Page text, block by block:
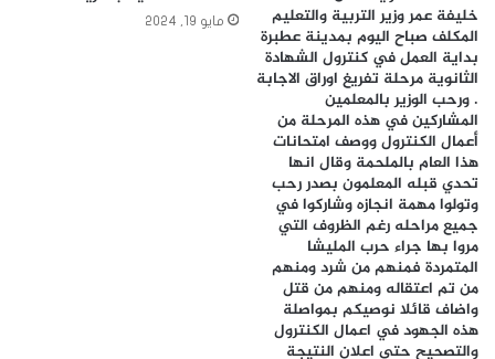
خليفة عمر وزير التربية والتعليم
المكلف صباح اليوم بمدينة عطبرة
بداية العمل في كنترول الشهادة
الثانوية مرحلة تفريغ اوراق الاجابة
. ورحب الوزير بالمعلمين
المشاركين في هذه المرحلة من
أعمال الكنترول ووصف امتحانات
هذا العام بالملحمة وقال انها
تحدي قبله المعلمون بصدر رحب
وتولوا مهمة انجازه وشاركوا في
جميع مراحله رغم الظروف التي
مروا بها جراء حرب المليشا
المتمردة فمنهم من شرد ومنهم
من تم اعتقاله ومنهم من قتل
واضاف قائلا نوصيكم بمواصلة
هذه الجهود في اعمال الكنترول
والتصحيح حتى اعلان النتيجة
مايو 19, 2024